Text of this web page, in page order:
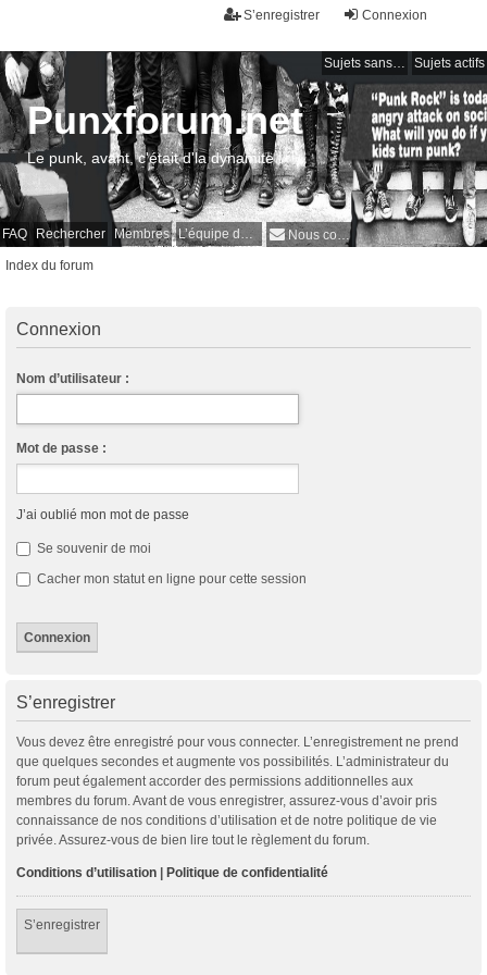
Connexion
S’enregistrer
Sujets sans réponse Sujets actifs
FAQ Rechercher Membres L’équipe du forum Nous contacter
Punxforum.net
Le punk, avant, c'était d'la dynamite !
Index du forum
Connexion
Nom d’utilisateur :
Mot de passe :
J’ai oublié mon mot de passe
Se souvenir de moi
Cacher mon statut en ligne pour cette session
S’enregistrer
Vous devez être enregistré pour vous connecter. L’enregistrement ne prend
que quelques secondes et augmente vos possibilités. L’administrateur du
forum peut également accorder des permissions additionnelles aux
membres du forum. Avant de vous enregistrer, assurez-vous d’avoir pris
connaissance de nos conditions d’utilisation et de notre politique de vie
privée. Assurez-vous de bien lire tout le règlement du forum.
Conditions d’utilisation Politique de confidentialité
S’enregistrer